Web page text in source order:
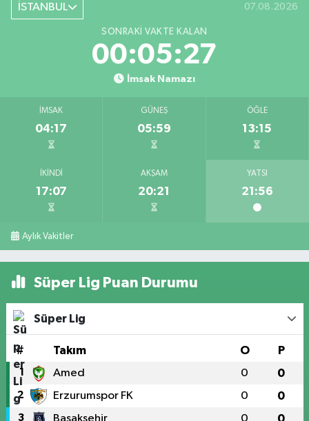
İSTANBUL 07.08.2026
SONRAKI VAKTE KALAN
00:05:27
İmsak Namazı
İMSAK
04:17
GÜNEŞ
05:59
ÖĞLE
13:15
İKINDI
17:07
AKŞAM
20:21
YATSI
21:56
Aylık Vakitler
Süper Lig Puan Durumu
Süper Lig
# Takım O P
1 Amed 0 0
2 Erzurumspor FK 0 0
3